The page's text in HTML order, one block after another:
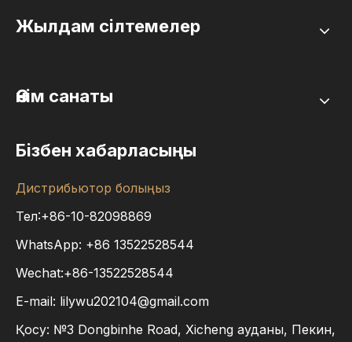
Жылдам сілтемелер
Өнім санаты
Бізбен хабарласыңы
Дистрибьютор болыңыз
Тел:+86-10-82098869
WhatsApp: +86 13522528544
Wechat:+86-13522528544
E-mail: lilywu202104@gmail.com
Қосу: №3 Dongbinhe Road, Xicheng ауданы, Пекин,